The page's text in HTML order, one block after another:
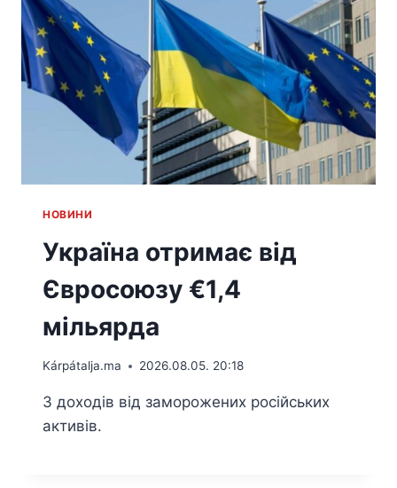
HОВИНИ
Україна отримає від
Євросоюзу €1,4
мільярда
Kárpátalja.ma 2026.08.05. 20:18
З доходів від заморожених російських
активів.